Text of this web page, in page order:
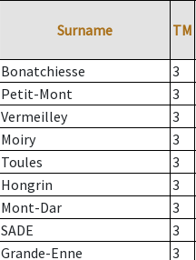
Surname TM
Bonatchiesse 3
Petit-Mont 3
Vermeilley 3
Moiry 3
Toules 3
Hongrin 3
Mont-Dar 3
SADE 3
Grande-Enne 3